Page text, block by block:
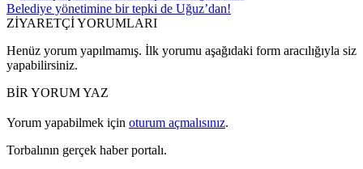
Belediye yönetimine bir tepki de Uğuz’dan!
ZİYARETÇİ YORUMLARI
Henüz yorum yapılmamış. İlk yorumu aşağıdaki form aracılığıyla siz
yapabilirsiniz.
BİR YORUM YAZ
Yorum yapabilmek için oturum açmalısınız.
Torbalının gerçek haber portalı.